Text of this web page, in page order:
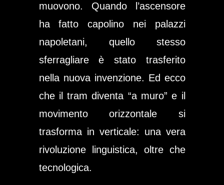
muovono. Quando l’ascensore
ha fatto capolino nei palazzi
napoletani, quello stesso
sferragliare è stato trasferito
nella nuova invenzione. Ed ecco
che il tram diventa “a muro” e il
movimento orizzontale si
trasforma in verticale: una vera
rivoluzione linguistica, oltre che
tecnologica.